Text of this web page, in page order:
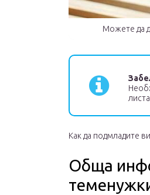
Можете да
Как да подмладите
Обща